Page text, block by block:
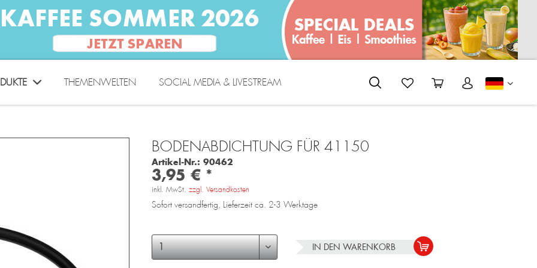
THEMENWELTEN SOCIAL MEDIA & LIVESTREAM
BODENABDICHTUNG FÜR 41150
Artikel-Nr.: 90462
3,95 € *
inkl. MwSt. zzgl. Versandkosten
Sofort versandfertig, Lieferzeit ca. 2-3 Werktage
IN DEN WARENKORB